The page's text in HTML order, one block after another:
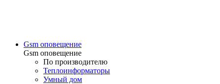
Gsm оповещение
Gsm оповещение
По производителю
Теплоинформаторы
Умный дом